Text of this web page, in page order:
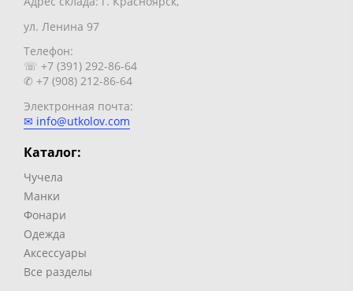
ул. Ленина 97
Телефон:
☏ +7 (391) 292-86-64
✆ +7 (908) 212-86-64
Электронная почта:
✉ info@utkolov.com
Каталог:
Чучела
Манки
Фонари
Одежда
Аксессуары
Все разделы